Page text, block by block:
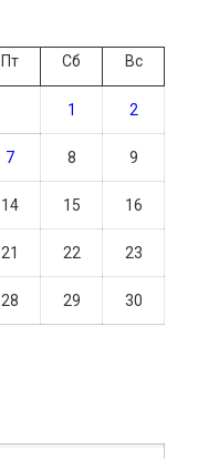
Пт Сб Вс
1 2
7 8 9
14 15 16
21 22 23
28 29 30